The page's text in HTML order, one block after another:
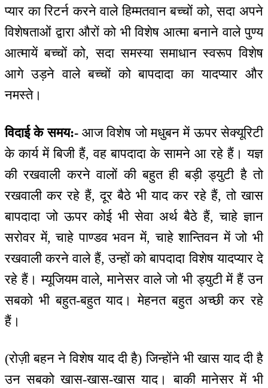
प्यार का रिटर्न करने वाले हिम्मतवान बच्चों को, सदा अपने
विशेषताओं द्वारा औरों को भी विशेष आत्मा बनाने वाले पुण्य
आत्मायें बच्चों को, सदा समस्या समाधान स्वरूप विशेष
आगे उड़ने वाले बच्चों को बापदादा का यादप्यार और
नमस्ते।
विदाई के समय:-आज विशेष जो मधुबन में ऊपर सेक्यूरिटी
के कार्य में बिजी हैं, वह बापदादा के सामने आ रहे हैं। यज्ञ
की रखवाली करने वालों की बहुत ही बड़ी ड्युटी है तो
रखवाली कर रहे हैं, दूर बैठे भी याद कर रहे हैं, तो खास
बापदादा जो ऊपर कोई भी सेवा अर्थ बैठे हैं, चाहे ज्ञान
सरोवर में, चाहे पाण्डव भवन में, चाहे शान्तिवन में जो भी
रखवाली करने वाले हैं, उन्हों को बापदादा विशेष यादप्यार दे
रहे हैं। म्यूजियम वाले, मानेसर वाले जो भी ड्युटी में हैं उन
सबको भी बहुत-बहुत याद। मेहनत बहुत अच्छी कर रहे
हैं।
(रोज़ी बहन ने विशेष याद दी है) जिन्होंने भी खास याद दी है
उन सबको खास-खास-खास याद। बाकी मानेसर में भी